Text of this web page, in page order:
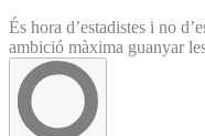
És hora d’estadistes i no
ambició màxima guanyar